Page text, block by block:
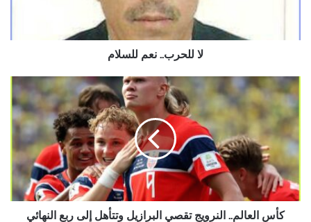
ﻻ للحرب.. نعم للسلام
كأس
العالم..
النرويج
تقصي
البرازيل
وتتأهل
ربع
النهائي
كأس العالم.. النرويج تقصي البرازيل وتتأهل إلى ربع النهائي